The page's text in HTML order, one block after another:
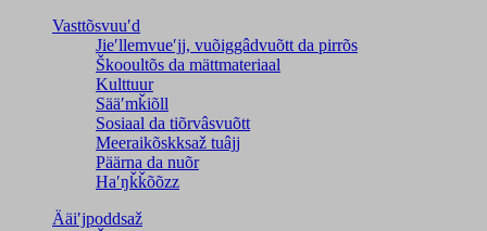
Vasttõsvuuʹd
Jieʹllemvueʹjj, vuõiggâdvuõtt da pirrõs
Škooultõs da mättmateriaal
Kulttuur
Sääʹmǩiõll
Sosiaal da tiõrvâsvuõtt
Meeraikõskksaž tuâjj
Päärna da nuõr
Haʹŋǩǩõõzz
Ääiʹjpoddsaž